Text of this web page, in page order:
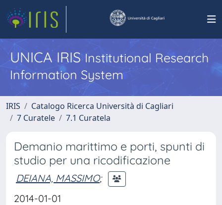
UNICA IRISInstitutional Research
Information System
IRIS
Catalogo Ricerca Università di Cagliari
7 Curatele
7.1 Curatela
Demanio marittimo e porti, spunti di
studio per una ricodificazione
DEIANA, MASSIMO;
2014-01-01